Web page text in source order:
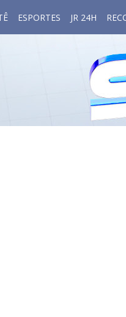
ESPORTES JR 24H